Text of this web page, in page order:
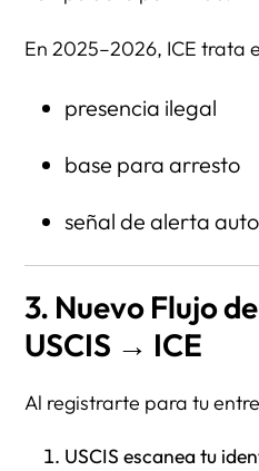
En 2025–2026, ICE trata
presencia ilegal
base para arresto
señal de alerta
3. Nuevo Flujo
USCIS → ICE
Al registrarte para tu
USCIS escanea tu